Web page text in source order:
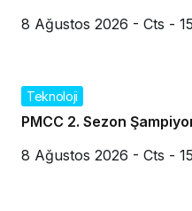
8 Ağustos 2026 - Cts -
Teknoloji
PMCC 2. Sezon
8 Ağustos 2026 - Cts -